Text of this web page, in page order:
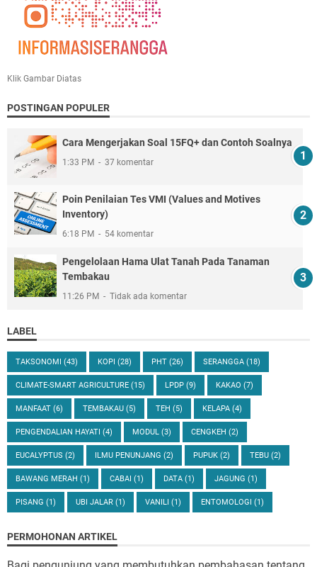
Klik Gambar Diatas
POSTINGAN POPULER
Cara Mengerjakan Soal 15FQ+ dan Contoh Soalnya
1:33 PM 37 komentar
Poin Penilaian Tes VMI (Values and Motives
Inventory)
6:18 PM 54 komentar
Pengelolaan Hama Ulat Tanah Pada Tanaman
Tembakau
11:26 PM Tidak ada komentar
LABEL
TAKSONOMI (43) KOPI (28) PHT (26) SERANGGA (18)
CLIMATE-SMART AGRICULTURE (15) LPDP (9) KAKAO (7)
MANFAAT (6) TEMBAKAU (5) TEH (5) KELAPA (4)
PENGENDALIAN HAYATI (4) MODUL (3) CENGKEH (2)
EUCALYPTUS (2) ILMU PENUNJANG (2) PUPUK (2) TEBU (2)
BAWANG MERAH (1) CABAI (1) DATA (1) JAGUNG (1)
PISANG (1) UBI JALAR (1) VANILI (1) ENTOMOLOGI (1)
PERMOHONAN ARTIKEL